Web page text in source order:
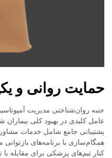
حمایت روانی و
جنبه روان‌شناختی مدیریت
عامل کلیدی در بهبود کلی
پشتیبانی جامع شامل خدمات
همگام‌سازی با برنامه‌های
کنار تیم‌های پزشکی برای مقابله